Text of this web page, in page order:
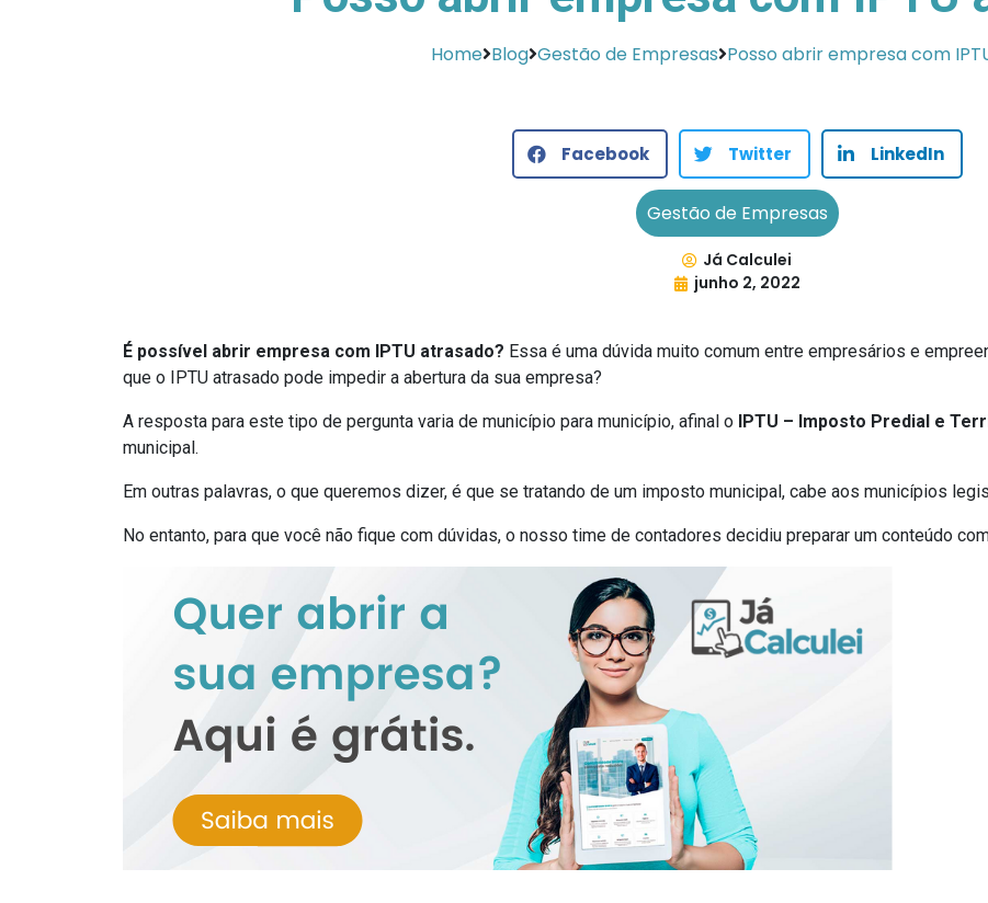
Home Blog Gestão de Empresas Posso abrir empresa com
Facebook Twitter LinkedIn
Gestão de Empresas
Já Calculei
junho 2, 2022
É possível abrir empresa com IPTU atrasado? Essa é uma dúvida muito comum entre empresários e
que o IPTU atrasado pode impedir a abertura da sua empresa?
A resposta para este tipo de pergunta varia de município para município, afinal o IPTU – Imposto Predial e
municipal.
Em outras palavras, o que queremos dizer, é que se tratando de um imposto municipal, cabe aos municípios
No entanto, para que você não fique com dúvidas, o nosso time de contadores decidiu preparar um conteúdo